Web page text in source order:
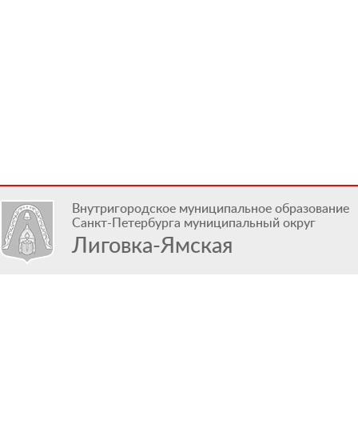
Внутригородское муниципальное образование
Санкт-Петербурга муниципальный округ
Лиговка-Ямская